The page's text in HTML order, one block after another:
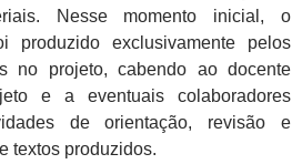
Nesse momento inicial, o
produzido exclusivamente pelos
no projeto, cabendo ao docente
e a eventuais colaboradores
de orientação, revisão e
textos produzidos.